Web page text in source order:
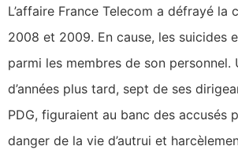
L’affaire France Telecom a défrayé la
2008 et 2009. En cause, les suicides
parmi les membres de son personnel.
d’années plus tard, sept de ses
PDG, figuraient au banc des accusés
danger de la vie d’autrui et